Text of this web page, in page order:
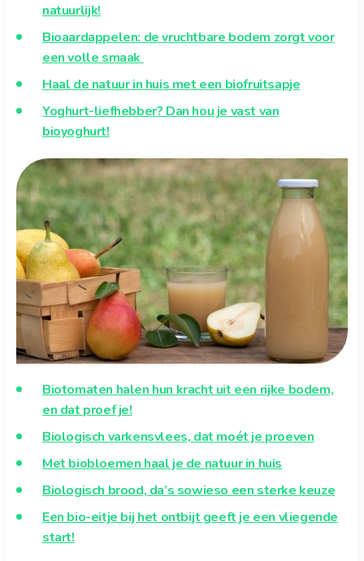
natuurlijk!
Bioaardappelen: de vruchtbare bodem zorgt voor
een volle smaak
Haal de natuur in huis met een biofruitsapje
Yoghurt-liefhebber? Dan hou je vast van
bioyoghurt!
Biotomaten halen hun kracht uit een rijke bodem,
en dat proef je!
Biologisch varkensvlees, dat moét je proeven
Met biobloemen haal je de natuur in huis
Biologisch brood, da’s sowieso een sterke keuze
Een bio-eitje bij het ontbijt geeft je een vliegende
start!